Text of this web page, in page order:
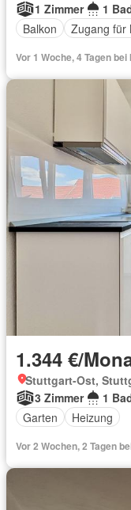
1 Zimmer
1
Balkon
Zugang für
Vor 1 Woche, 4 Tagen
1.344 €/
Stuttgart-Ost,
3 Zimmer
1
Garten
Heizung
Vor 2 Wochen, 2 Tagen